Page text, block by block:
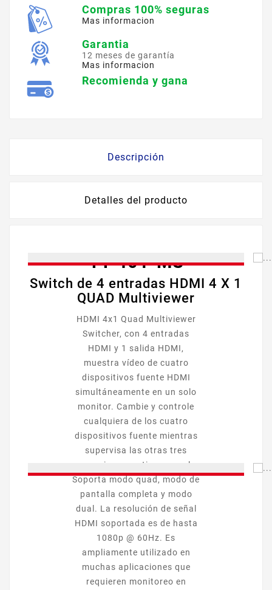
Compras 100% seguras
Mas informacion
Garantia
12 meses de garantía
Mas informacion
Recomienda y gana
Descripción
Detalles del producto
TT-401-MS
Switch de 4 entradas HDMI 4 X 1
QUAD Multiviewer
HDMI 4x1 Quad Multiviewer
Switcher, con 4 entradas
HDMI y 1 salida HDMI,
muestra vídeo de cuatro
dispositivos fuente HDMI
simultáneamente en un solo
monitor. Cambie y controle
cualquiera de los cuatro
dispositivos fuente mientras
supervisa las otras tres
conexiones en tiempo real.
Soporta modo quad, modo de
pantalla completa y modo
dual. La resolución de señal
HDMI soportada es de hasta
1080p @ 60Hz. Es
ampliamente utilizado en
muchas aplicaciones que
requieren monitoreo en